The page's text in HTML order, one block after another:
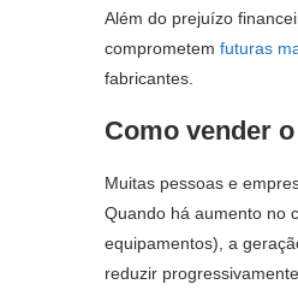
Além do prejuízo
comprometem futuras
fabricantes.
Como vender
Muitas pessoas e
Quando há aumento no
equipamentos), a
reduzir progressivamente.